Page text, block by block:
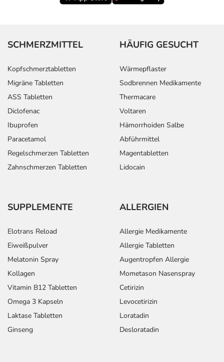
SCHMERZMITTEL
Kopfschmerztabletten
Migräne Tabletten
ASS Tabletten
Diclofenac
Ibuprofen
Paracetamol
Regelschmerzen Tabletten
Zahnschmerzen Tabletten
HÄUFIG GESUCHT
Wärmepflaster
Sodbrennen Medikamente
Thermacare
Voltaren
Hämorrhoiden Salbe
Abführmittel
Magentabletten
Lidocain
SUPPLEMENTE
Elotrans Reload
Eiweißpulver
Melatonin Spray
Kollagen
Vitamin B12 Tabletten
Omega 3 Kapseln
Laktase Tabletten
Ginseng
ALLERGIEN
Allergie Medikamente
Allergie Tabletten
Augentropfen Allergie
Mometason Nasenspray
Cetirizin
Levocetirizin
Loratadin
Desloratadin